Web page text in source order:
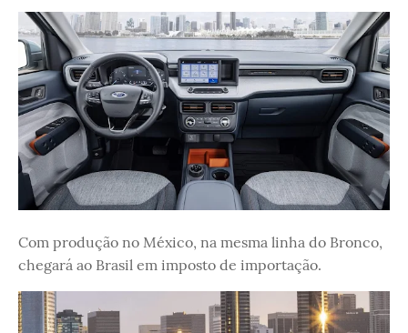
Com produção no México, na mesma linha do Bronco,
chegará ao Brasil em imposto de importação.